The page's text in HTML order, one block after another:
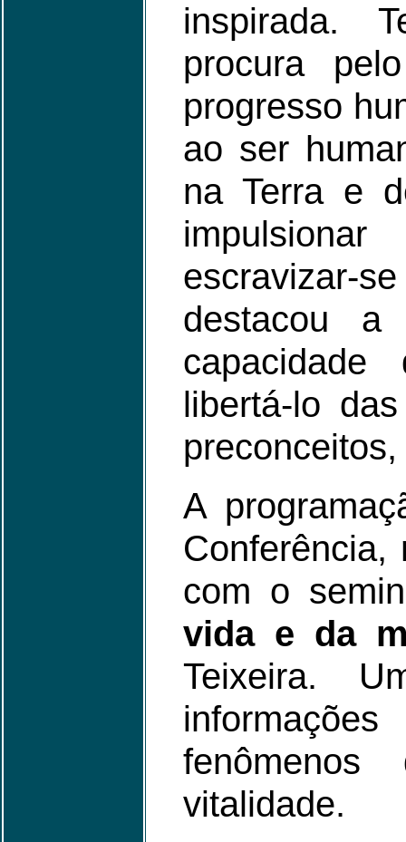
inspirada.
procura
progresso
ao ser
na Terra e
destacou
libertá-lo
A
com o
vida e da
Teixeira.
vitalidade.